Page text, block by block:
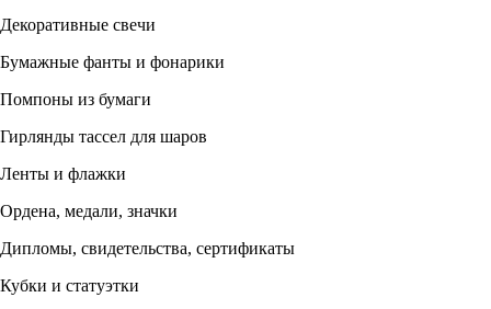
Декоративные свечи
Бумажные фанты и фонарики
Помпоны из бумаги
Гирлянды тассел для шаров
Ленты и флажки
Ордена, медали, значки
Дипломы, свидетельства, сертификаты
Кубки и статуэтки